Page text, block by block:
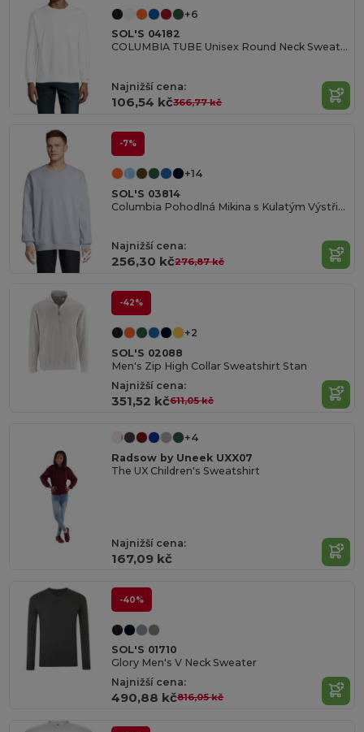
+6
SOL'S 04182
COLUMBIA TUBE Unisex Round Neck Sweatshirt
Najnižší cena:
106,54 kč366,77 kč
-7%
+14
SOL'S 03814
Columbia Pohodlná Mikina s Kulatým Výstřihem
Najnižší cena:
256,30 kč276,87 kč
-42%
+2
SOL'S 02088
Men's Zip High Collar Sweatshirt Stan
Najnižší cena:
351,52 kč611,05 kč
+4
Radsow by Uneek UXX07
The UX Children's Sweatshirt
Najnižší cena:
167,09 kč
-40%
SOL'S 01710
Glory Men's V Neck Sweater
Najnižší cena:
490,88 kč816,05 kč